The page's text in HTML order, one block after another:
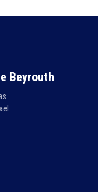
Beyrouth